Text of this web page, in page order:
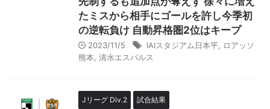
たミスから相手にゴールを許し今季初
の逆転負け 自動昇格圏2位はキープ
2023/11/5 IAIスタジアム日本平
ロアッソ
熊本 清水エスパルス
Jリーグ Div.2 試合結果